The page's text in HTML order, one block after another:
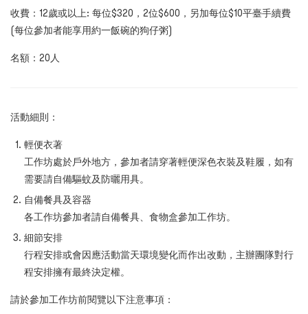
收費：12歲或以上: 每位$320，2位$600，另加每位$10平臺手續費
(每位參加者能享用約一飯碗的狗仔粥)
名額：20人
活動細則：
輕便衣著
工作坊處於戶外地方 ，參加者請穿著輕便深色衣裝及鞋履，如有
需要請自備驅蚊及防曬用具。
自備餐具及容器
各工作坊參加者請自備餐具、食物盒參加工作坊。
細節安排
行程安排或會因應活動當天環境變化而作出改動，主辦團隊對行
程安排擁有最終決定權。
請於參加工作坊前閱覽以下注意事項：